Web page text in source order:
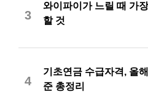
3
와이파이가 느릴 때 가
할 것
4
기초연금 수급자격, 올
준 총정리